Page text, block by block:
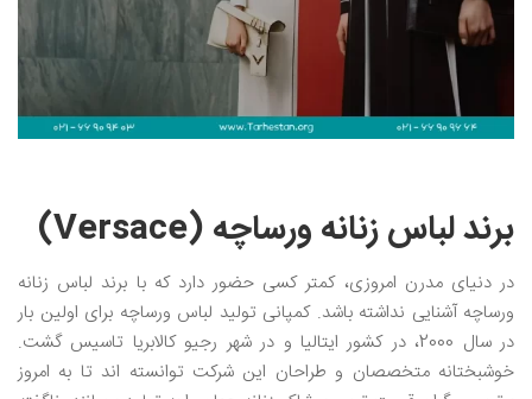
برند لباس زنانه ورساچه (Versace)
در دنیای مدرن امروزی، کمتر کسی حضور دارد که با برند لباس زنانه
ورساچه آشنایی نداشته باشد. کمپانی تولید لباس ورساچه برای اولین بار
در سال 2000، در کشور ایتالیا و در شهر رجیو کالابریا تاسیس گشت.
خوشبختانه متخصصان و طراحان این شرکت توانسته اند تا به امروز